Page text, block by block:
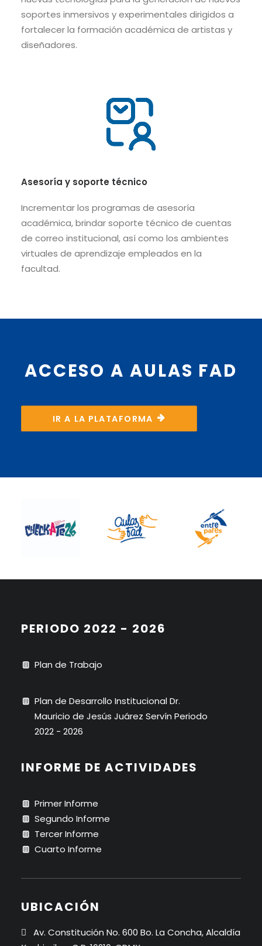
soportes inmersivos y experimentales dirigidos a
fortalecer la formación académica de artistas y
diseñadores.
Asesoría y soporte técnico
Incrementar los programas de asesoría
académica, brindar soporte técnico de cuentas
de correo institucional, así como los ambientes
virtuales de aprendizaje empleados en la
facultad.
ACCESO A AULAS FAD
IR A LA PLATAFORMA
PERIODO 2022 - 2026
Plan de Trabajo
Plan de Desarrollo Institucional Dr.
Mauricio de Jesús Juárez Servín Periodo
2022 - 2026
INFORME DE ACTIVIDADES
Primer Informe
Segundo Informe
Tercer Informe
Cuarto Informe
UBICACIÓN
Av. Constitución No. 600 Bo. La Concha, Alcaldía